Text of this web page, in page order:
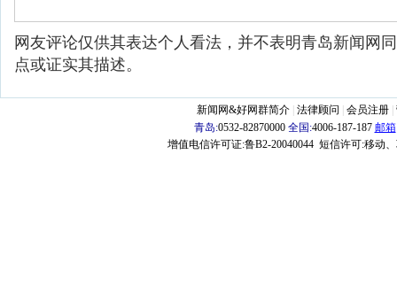
网友评论仅供其表达个人看法，并不表明青岛新闻网
点或证实其描述。